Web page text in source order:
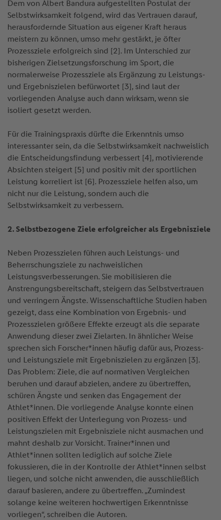
Dem von Albert Bandura aufgestellten Postulat der
Selbstwirksamkeit folgend, wird das Vertrauen darauf,
herausfordernde Situation aus eigener Kraft heraus
meistern zu können, umso mehr gestärkt, je öfter
Prozessziele erfolgreich sind [2]. Im Unterschied zur
bisherigen Zielsetzungsforschung im Sport, die
normalerweise Prozessziele als Ergänzung zu Leistungs-
und Ergebniszielen befürwortet [3], sind laut der
vorliegenden Analyse auch dann wirksam, wenn sie
isoliert gesetzt werden.
Für die Trainingspraxis dürfte die Erkenntnis umso
interessanter sein, da die Selbstwirksamkeit nachweislich
die Entscheidungsfindung verbessert [4], motivierende
Absichten steigert [5] und positiv mit der sportlichen
Leistung korreliert ist [6]. Prozessziele helfen also, um
nicht nur die Leistung, sondern auch die
Selbstwirksamkeit zu verbessern.
2. Selbstbezogene Ziele erfolgreicher als Ergebnisziele
Neben Prozesszielen führen auch Leistungs- und
Beherrschungsziele zu nachweislichen
Leistungsverbesserungen. Sie mobilisieren die
Anstrengungsbereitschaft, steigern das Selbstvertrauen
und verringern Ängste. Wissenschaftliche Studien haben
gezeigt, dass eine Kombination von Ergebnis- und
Prozesszielen größere Effekte erzeugt als die separate
Anwendung dieser zwei Zielarten. In ähnlicher Weise
sprechen sich Forscher*innen häufig dafür aus, Prozess-
und Leistungsziele mit Ergebniszielen zu ergänzen [3].
Das Problem: Ziele, die auf normativen Vergleichen
beruhen und darauf abzielen, andere zu übertreffen,
schüren Ängste und senken das Engagement der
Athlet*innen. Die vorliegende Analyse konnte einen
positiven Effekt der Unterlegung von Prozess- und
Leistungszielen mit Ergebnisziele nicht ausmachen und
mahnt deshalb zur Vorsicht. Trainer*innen und
Athlet*innen sollten lediglich auf solche Ziele
fokussieren, die in der Kontrolle der Athlet*innen selbst
liegen, und solche nicht anwenden, die ausschließlich
darauf basieren, andere zu übertreffen. „Zumindest
solange keine weiteren hochwertigen Erkenntnisse
vorliegen“, schreiben die Autoren.